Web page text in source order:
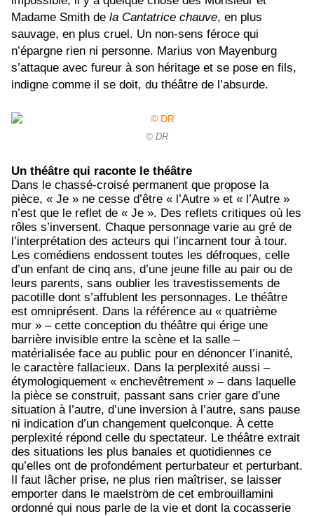
Madame Smith de la Cantatrice chauve, en plus
sauvage, en plus cruel. Un non-sens féroce qui
n’épargne rien ni personne. Marius von Mayenburg
s’attaque avec fureur à son héritage et se pose en fils,
indigne comme il se doit, du théâtre de l’absurde.
© DR
Un théâtre qui raconte le théâtre
Dans le chassé-croisé permanent que propose la
pièce, « Je » ne cesse d’être « l’Autre » et « l’Autre »
n’est que le reflet de « Je ». Des reflets critiques où les
rôles s’inversent. Chaque personnage varie au gré de
l’interprétation des acteurs qui l’incarnent tour à tour.
Les comédiens endossent toutes les défroques, celle
d’un enfant de cinq ans, d’une jeune fille au pair ou de
leurs parents, sans oublier les travestissements de
pacotille dont s’affublent les personnages. Le théâtre
est omniprésent. Dans la référence au « quatrième
mur » – cette conception du théâtre qui érige une
barrière invisible entre la scène et la salle –
matérialisée face au public pour en dénoncer l’inanité,
le caractère fallacieux. Dans la perplexité aussi –
étymologiquement « enchevêtrement » – dans laquelle
la pièce se construit, passant sans crier gare d’une
situation à l’autre, d’une inversion à l’autre, sans pause
ni indication d’un changement quelconque. À cette
perplexité répond celle du spectateur. Le théâtre extrait
des situations les plus banales et quotidiennes ce
qu’elles ont de profondément perturbateur et perturbant.
Il faut lâcher prise, ne plus rien maîtriser, se laisser
emporter dans le maelström de cet embrouillamini
ordonné qui nous parle de la vie et dont la cocasserie